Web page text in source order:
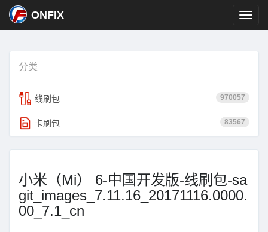
ONFIX
分类
970057
线刷包
83567
卡刷包
小米（Mi） 6-中国开发版-线刷包-sa
git_images_7.11.16_20171116.0000.
00_7.1_cn